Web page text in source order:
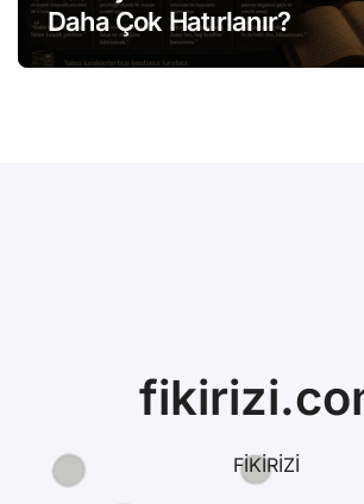
Daha Çok Hatırlanır?
FİKİRİZİ